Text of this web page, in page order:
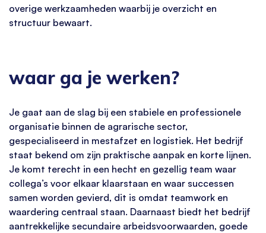
overige werkzaamheden waarbij je overzicht en
structuur bewaart.
waar ga je werken?
Je gaat aan de slag bij een stabiele en professionele
organisatie binnen de agrarische sector,
gespecialiseerd in mestafzet en logistiek. Het bedrijf
staat bekend om zijn praktische aanpak en korte lijnen.
Je komt terecht in een hecht en gezellig team waar
collega’s voor elkaar klaarstaan en waar successen
samen worden gevierd, dit is omdat teamwork en
waardering centraal staan. Daarnaast biedt het bedrijf
aantrekkelijke secundaire arbeidsvoorwaarden, goede